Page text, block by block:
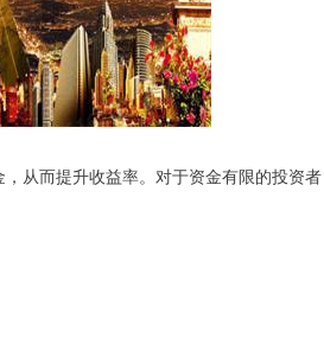
从而提升收益率。对于资金有限的投资者